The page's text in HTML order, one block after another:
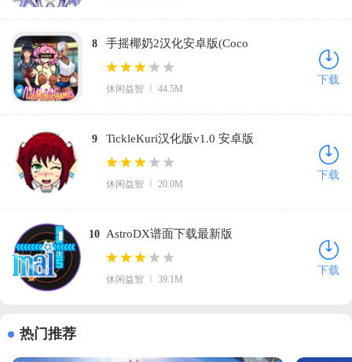
8
手摇椰奶2汉化安卓版(Coco
Nutshake)v1.3.0 中文版
休闲益智 44.5M
下载
9 TickleKuri汉化版v1.0 安卓版
休闲益智 20.0M
下载
10 AstroDX谱面下载最新版
(maiPadPLUS)v2.1.0 安卓版
休闲益智 39.1M
下载
热门推荐